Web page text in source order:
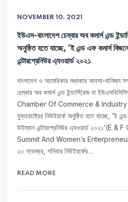
NOVEMBER 10, 2021
ইউএস-বাংলাদেশ চেম্বার অব কমার্স এন্ড
অনুষ্ঠিত হতে যাচ্ছে, ‘ই এন্ড এফ কমার্স
এন্টারপ্রেনিউর এ্যওয়ার্ড ২০২১
বাংলাদেশ ও আমেরিকার মধ্যকার ব্যবসা-বানিজ্য
চেম্বার অব কমার্স এন্ড ইন্ডাস্ট্রিজ বা
Chamber Of Commerce & Industry
যুক্তরাষ্ট্রের নিউইয়র্কে অনুষ্ঠিত হতে যাচ্ছে, ‘ই
উইম্যান এন্টারপ্রেনিউর এ্যওয়ার্ড ২০২১’(E
Summit And Women’s
২০ নভেম্বর, শনিবার নিউইয়র্কের…
READ MORE